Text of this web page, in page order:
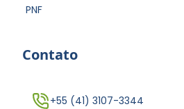
PNF
Contato
+55 (41) 3107-3344